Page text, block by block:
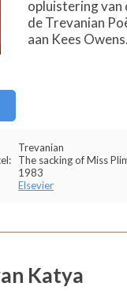
opluistering van
de Trevanian
aan Kees Owens.
Trevanian
The sacking of Miss
1983
Elsevier
Katya